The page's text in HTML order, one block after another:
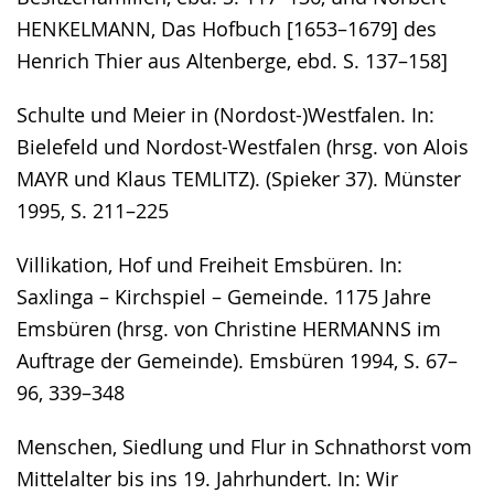
HENKELMANN, Das Hofbuch [1653–1679] des
Henrich Thier aus Altenberge, ebd. S. 137–158]
Schulte und Meier in (Nordost-)Westfalen. In:
Bielefeld und Nordost-Westfalen (hrsg. von Alois
MAYR und Klaus TEMLITZ). (Spieker 37). Münster
1995, S. 211–225
Villikation, Hof und Freiheit Emsbüren. In:
Saxlinga – Kirchspiel – Gemeinde. 1175 Jahre
Emsbüren (hrsg. von Christine HERMANNS im
Auftrage der Gemeinde). Emsbüren 1994, S. 67–
96, 339–348
Menschen, Siedlung und Flur in Schnathorst vom
Mittelalter bis ins 19. Jahrhundert. In: Wir